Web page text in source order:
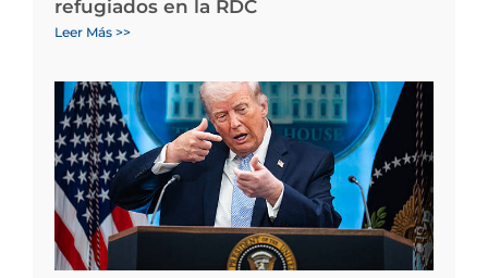
refugiados en la RDC
Leer Más >>